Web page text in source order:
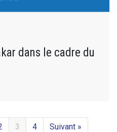
dans le cadre du
3 4 Suivant »